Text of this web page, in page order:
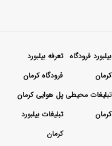
بیلبورد فرودگاه
کرمان
تعرفه بیلبورد
فرودگاه کرمان
تبلیغات محیطی
کرمان
پل هوایی کرمان
تبلیغات بیلبورد
کرمان